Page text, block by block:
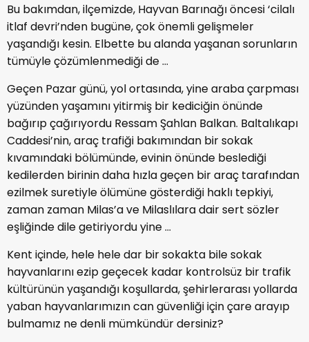
Bu bakımdan, ilçemizde, Hayvan Barınağı öncesi ‘cilalı
itlaf devri’nden bugüne, çok önemli gelişmeler
yaşandığı kesin. Elbette bu alanda yaşanan sorunların
tümüyle çözümlenmediği de ...
Geçen Pazar günü, yol ortasında, yine araba çarpması
yüzünden yaşamını yitirmiş bir kediciğin önünde
bağırıp çağırıyordu Ressam Şahlan Balkan. Baltalıkapı
Caddesi’nin, araç trafiği bakımından bir sokak
kıvamındaki bölümünde, evinin önünde beslediği
kedilerden birinin daha hızla geçen bir araç tarafından
ezilmek suretiyle ölümüne gösterdiği haklı tepkiyi,
zaman zaman Milas’a ve Milaslılara dair sert sözler
eşliğinde dile getiriyordu yine ...
Kent içinde, hele hele dar bir sokakta bile sokak
hayvanlarını ezip geçecek kadar kontrolsüz bir trafik
kültürünün yaşandığı koşullarda, şehirlerarası yollarda
yaban hayvanlarımızın can güvenliği için çare arayıp
bulmamız ne denli mümkündür dersiniz?